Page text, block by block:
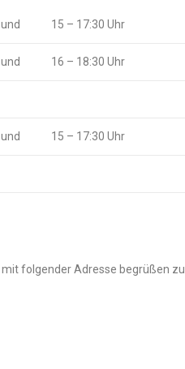
und 15 – 17:30 Uhr
und 16 – 18:30 Uhr
und 15 – 17:30 Uhr
mit folgender Adresse begrüßen zu